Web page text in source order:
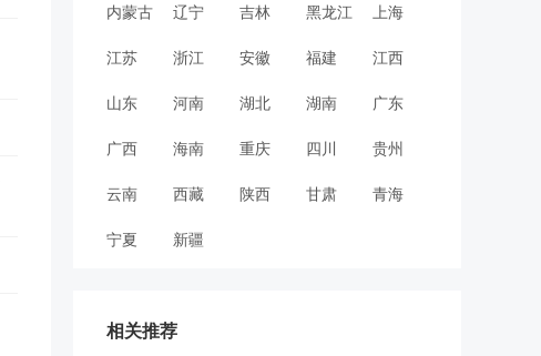
内蒙古 辽宁 吉林 黑龙江 上海
江苏 浙江 安徽 福建 江西
山东 河南 湖北 湖南 广东
广西 海南 重庆 四川 贵州
云南 西藏 陕西 甘肃 青海
宁夏 新疆
相关推荐